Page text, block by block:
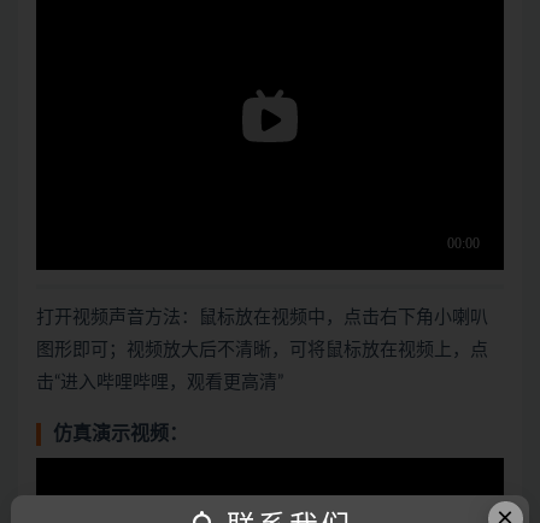
打开视频声音方法：鼠标放在视频中，点击右下角小喇叭
图形即可；视频放大后不清晰，可将鼠标放在视频上，点
击“进入哔哩哔哩，观看更高清”
仿真演示视频：